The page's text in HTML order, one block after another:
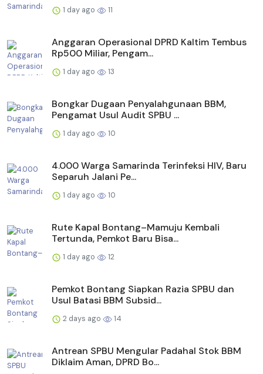
1 day ago 11
Anggaran Operasional DPRD Kaltim Tembus
Rp500 Miliar, Pengam...
1 day ago 13
Bongkar Dugaan Penyalahgunaan BBM,
Pengamat Usul Audit SPBU ...
1 day ago 10
4.000 Warga Samarinda Terinfeksi HIV, Baru
Separuh Jalani Pe...
1 day ago 10
Rute Kapal Bontang–Mamuju Kembali
Tertunda, Pemkot Baru Bisa...
1 day ago 12
Pemkot Bontang Siapkan Razia SPBU dan
Usul Batasi BBM Subsid...
2 days ago 14
Antrean SPBU Mengular Padahal Stok BBM
Diklaim Aman, DPRD Bo...